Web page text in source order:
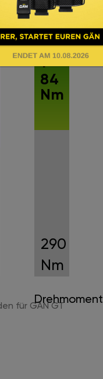
290
Nm
Drehmoment
+
84
Nm
für GÄN GT